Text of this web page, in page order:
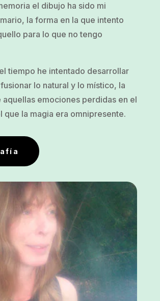
el dibujo ha sido mi
la forma en la que intento
para lo que no tengo
tiempo he intentado desarrollar
lo natural y lo místico, la
aquellas emociones perdidas en el
que la magia era omnipresente.